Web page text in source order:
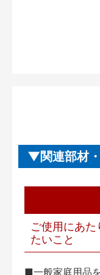
関連部材
ご使用にあた
たいこと
■一般家庭用品